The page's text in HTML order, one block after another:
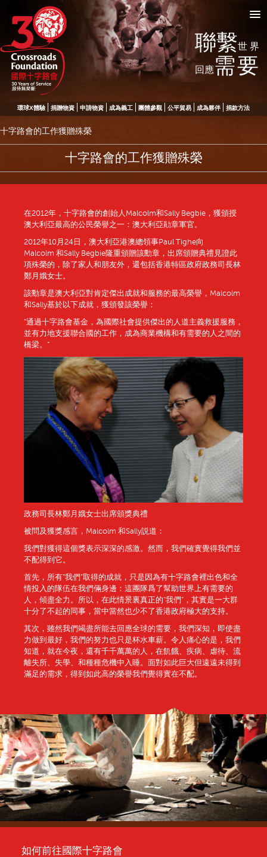
聯繫世界
回應需要
環球X體驗 捐贈物資 申請物資 成為義工 團體參觀 公平貿易 成為夥伴 捐款方法
十字路會的工作獲贈殊榮
十字路會的工作獲贈殊榮
在2012年，十字路會的創始人Malcolm和Sally Begbie，獲頒授
澳大利亞最高的公民榮譽之一：澳大利亞勛章軍官。
2012年10月24日，澳大利亞港澳總領事Paul Tighe向
Malcolm 和Sally Begbie隆重頒贈該勳章，出席頒贈典禮見證此
項殊榮的，除了家人和朋友外，還包括香港特區政府政務司長林
鄭月娥女士。
該勳章是澳大利亞對肯定傑出成就和服務的最高榮譽，Malcolm
和Sally基於以下成就，獲頒發該榮譽：
“通過十字路會基金，為國際社會提供傑出的人道主義救援服務，
並有力地支援聯合國的工作，成為商業機構和有需要的人之間的
橋梁。”
政務司長林鄭月娥女士出席頒獎典禮
被問及獲獎感言，Malcolm 和Sally説道：
我們對獲得這個獎表示深深的感激。然而，我們確實覺得我們並
不配得到它。
首先，所有“我們”取得的成就，只是因為有十字路會裡出色和全
情投入的隊伍在我們倆身邊：這團隊爲了幫助世界上有需要的
人，傾盡全力。所以，在此情景裏真正的“我們”，其實是一大群
十分了不起的同事，當中當然也少不了香港政府極大的支持。
其次，雖然我們竭盡所能去回應全球的需要，我們深知，即使盡
力做到最好，我們的努力也只是杯水車薪。令人痛心的是，我們
知道，就在今夜，還有千千萬萬的人，在飢餓、疾病、虐待、流
離失所、失學、和種種危機中入睡。面對如此巨大但遠遠未得到
滿足的需求，得到如此高的榮譽我們覺得實在不配。
如何前往國際十字路會